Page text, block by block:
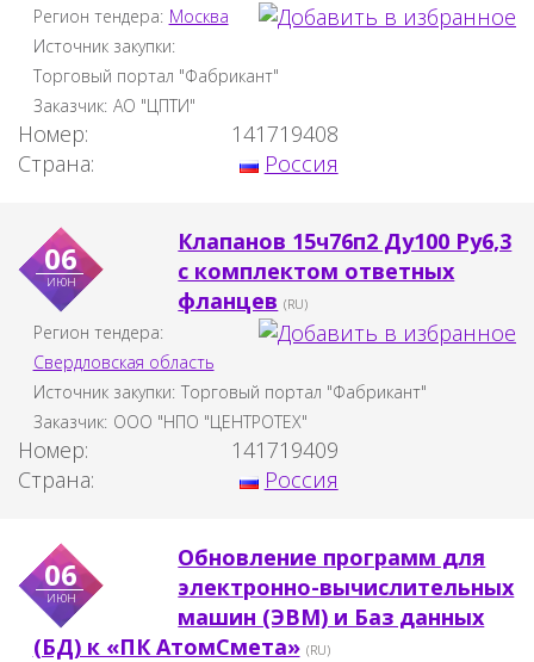
Регион тендера: Москва
Источник закупки:
Торговый портал "Фабрикант"
Заказчик: АО "ЦПТИ"
Номер:
141719408
Страна:
Россия
06
июн
Клапанов 15ч76п2 Ду100 Ру6,3
с комплектом ответных
фланцев (RU)
Регион тендера:
Свердловская область
Источник закупки: Торговый портал "Фабрикант"
Заказчик: ООО "НПО "ЦЕНТРОТЕХ"
Номер:
141719409
Страна:
Россия
06
июн
Обновление программ для
электронно-вычислительных
машин (ЭВМ) и Баз данных
(БД) к «ПК АтомСмета» (RU)